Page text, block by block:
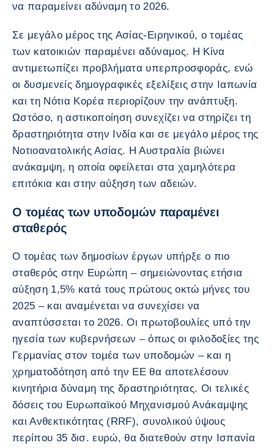
να παραμείνει αδύναμη το 2026.
Σε μεγάλο μέρος της Ασίας-Ειρηνικού, ο τομέας
των κατοικιών παραμένει αδύναμος. Η Κίνα
αντιμετωπίζει προβλήματα υπερπροσφοράς, ενώ
οι δυσμενείς δημογραφικές εξελίξεις στην Ιαπωνία
και τη Νότια Κορέα περιορίζουν την ανάπτυξη.
Ωστόσο, η αστικοποίηση συνεχίζει να στηρίζει τη
δραστηριότητα στην Ινδία και σε μεγάλο μέρος της
Νοτιοανατολικής Ασίας. Η Αυστραλία βιώνει
ανάκαμψη, η οποία οφείλεται στα χαμηλότερα
επιτόκια και στην αύξηση των αδειών.
Ο τομέας των υποδομών παραμένει
σταθερός
Ο τομέας των δημοσίων έργων υπήρξε ο πιο
σταθερός στην Ευρώπη – σημειώνοντας ετήσια
αύξηση 1,5% κατά τους πρώτους οκτώ μήνες του
2025 – και αναμένεται να συνεχίσει να
αναπτύσσεται το 2026. Οι πρωτοβουλίες υπό την
ηγεσία των κυβερνήσεων – όπως οι φιλοδοξίες της
Γερμανίας στον τομέα των υποδομών – και η
χρηματοδότηση από την ΕΕ θα αποτελέσουν
κινητήρια δύναμη της δραστηριότητας. Οι τελικές
δόσεις του Ευρωπαϊκού Μηχανισμού Ανάκαμψης
και Ανθεκτικότητας (RRF), συνολικού ύψους
περίπου 35 δισ. ευρώ, θα διατεθούν στην Ισπανία